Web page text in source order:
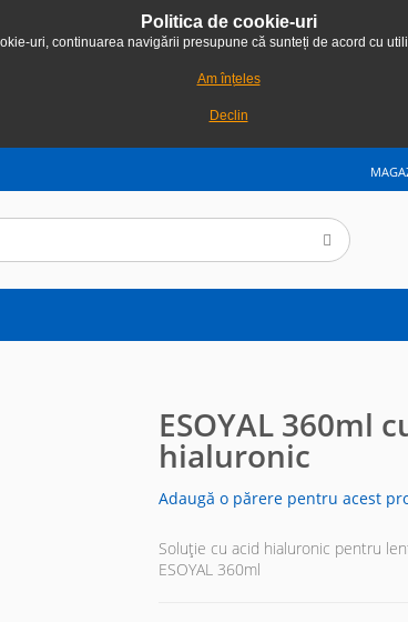
Politica de cookie-uri
uri, continuarea navigării presupune că sunteți de acord cu
Am înțeles
Declin
ESOYAL 360ml
hialuronic
Adaugă o părere pentru acest
Soluție cu acid hialuronic pentru
ESOYAL 360ml